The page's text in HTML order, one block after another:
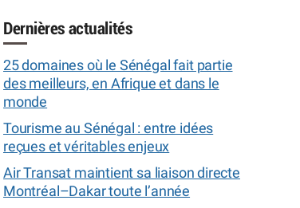
Dernières actualités
25 domaines où le Sénégal fait partie
des meilleurs, en Afrique et dans le
monde
Tourisme au Sénégal : entre idées
reçues et véritables enjeux
Air Transat maintient sa liaison directe
Montréal–Dakar toute l’année